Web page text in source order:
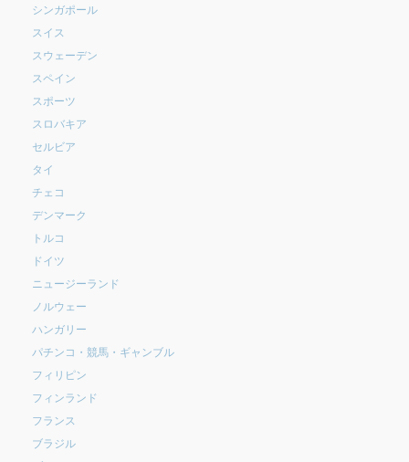
シンガポール
スイス
スウェーデン
スペイン
スポーツ
スロバキア
セルビア
タイ
チェコ
デンマーク
トルコ
ドイツ
ニュージーランド
ノルウェー
ハンガリー
パチンコ・競馬・ギャンブル
フィリピン
フィンランド
フランス
ブラジル